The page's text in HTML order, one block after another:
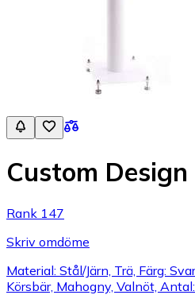
Custom Design
Rank 147
Skriv omdöme
Material: Stål/Järn, Trä, Färg:
Körsbär, Mahogny, Valnöt,